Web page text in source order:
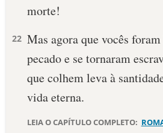
DEVOCIONAL DIÁRIO
10 MANDAMENTOS
ESTUDOS BÍBLICOS
ESBOÇOS DE PREGAÇÃO
morte!
22 Mas agora que vocês
pecado e se tornaram
que colhem leva à
vida eterna.
LEIA O CAPÍTULO COMPLETO: